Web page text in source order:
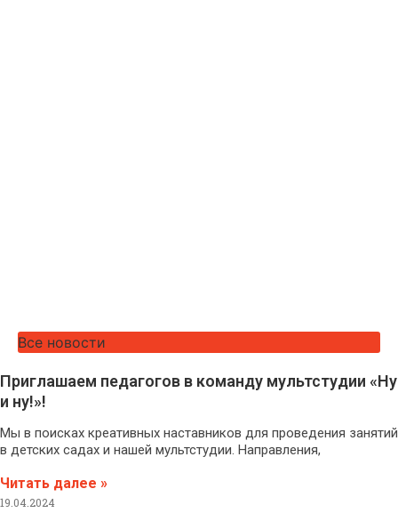
Все новости
Приглашаем педагогов в команду мультстудии «Ну
и ну!»!
Мы в поисках креативных наставников для проведения занятий
в детских садах и нашей мультстудии. Направления,
Читать далее »
19.04.2024